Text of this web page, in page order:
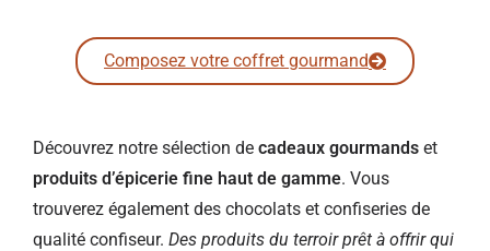
Composez votre coffret gourmand
Découvrez notre sélection de cadeaux gourmands et
produits d’épicerie fine haut de gamme. Vous
trouverez également des chocolats et confiseries de
qualité confiseur. Des produits du terroir prêt à offrir qui